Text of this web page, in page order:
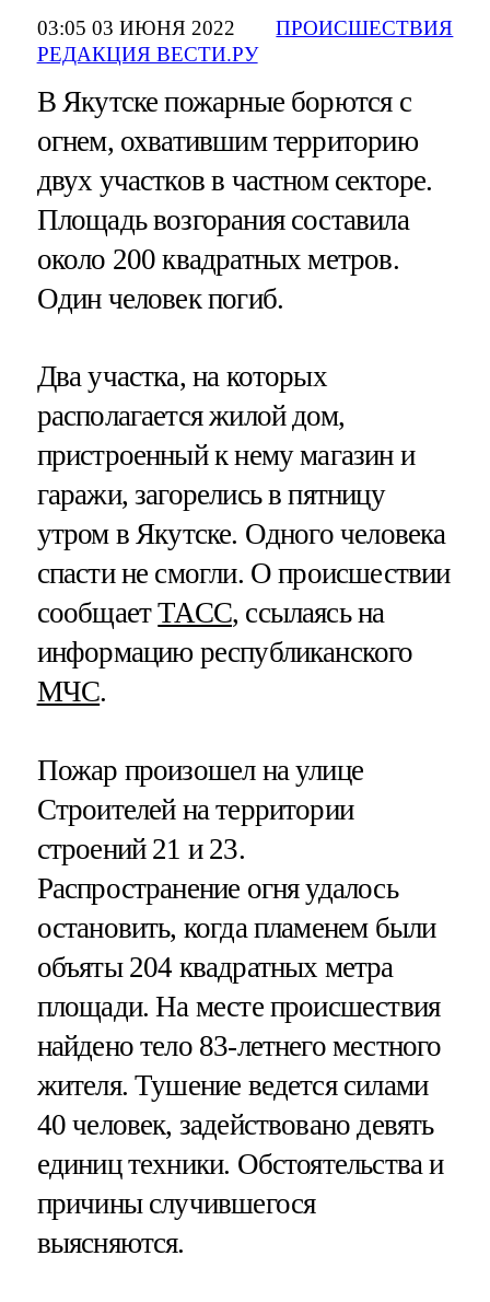
03:05 03 ИЮНЯ 2022
РЕДАКЦИЯ ВЕСТИ.РУ
ПРОИСШЕСТВИЯ
В Якутске пожарные борются с
огнем, охватившим территорию
двух участков в частном секторе.
Площадь возгорания составила
около 200 квадратных метров.
Один человек погиб.
Два участка, на которых
располагается жилой дом,
пристроенный к нему магазин и
гаражи, загорелись в пятницу
утром в Якутске. Одного человека
спасти не смогли. О происшествии
сообщаетТАСС, ссылаясь на
информацию республиканского
МЧС.
Пожар произошел на улице
Строителей на территории
строений 21 и 23.
Распространение огня удалось
остановить, когда пламенем были
объяты 204 квадратных метра
площади. На месте происшествия
найдено тело 83-летнего местного
жителя. Тушение ведется силами
40 человек, задействовано девять
единиц техники. Обстоятельства и
причины случившегося
выясняются.